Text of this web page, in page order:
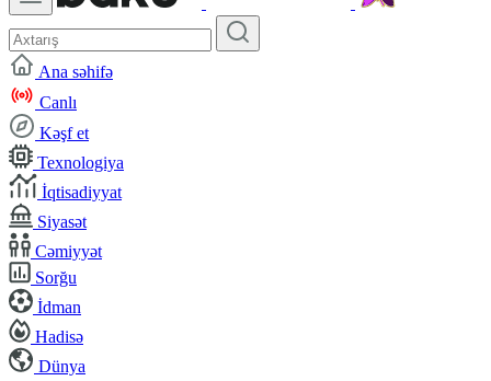
Ana səhifə
Canlı
Kəşf et
Texnologiya
İqtisadiyyat
Siyasət
Cəmiyyət
Sorğu
İdman
Hadisə
Dünya